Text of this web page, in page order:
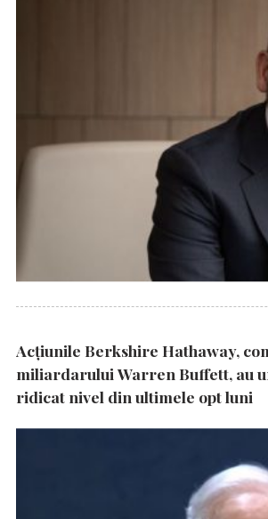
Acțiunile Berkshire Hathaway,
miliardarului Warren Buffett, au
ridicat nivel din ultimele opt luni